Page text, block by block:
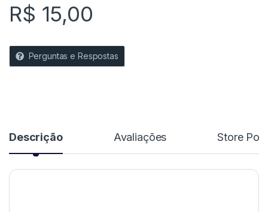
R$ 15,00
Perguntas e Respostas
Descrição Avaliações Store